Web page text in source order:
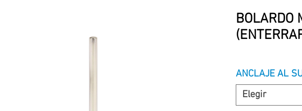
BOLARDO
ANCLAJE AL
Elegir